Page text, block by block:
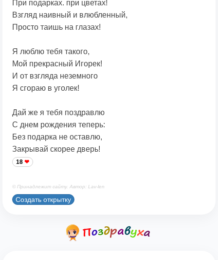
При подарках. при цветах!
Взгляд наивный и влюбленный,
Просто таишь на глазах!
Я люблю тебя такого,
Мой прекрасный Игорек!
И от взгляда неземного
Я сгораю в уголек!
Дай же я тебя поздравлю
С днем рождения теперь:
Без подарка не оставлю,
Закрывай скорее дверь!
18
© Принадлежит сайту. Автор: Lav-len
Создать открытку